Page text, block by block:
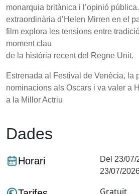
monarquia britànica i l’opinió
extraordinària d’Helen Mirren en el
film explora les tensions entre
moment clau
de la història recent del Regne Unit.
Estrenada al Festival de Venècia, la
nominacions als Oscars i va valer a
a la Millor Actriu
Dades
Horari
Del 23/07/
23/07/
Gratuït